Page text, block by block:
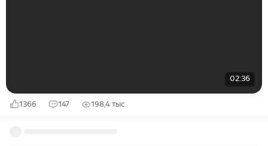
02:36
1366 147 198,4 тыс